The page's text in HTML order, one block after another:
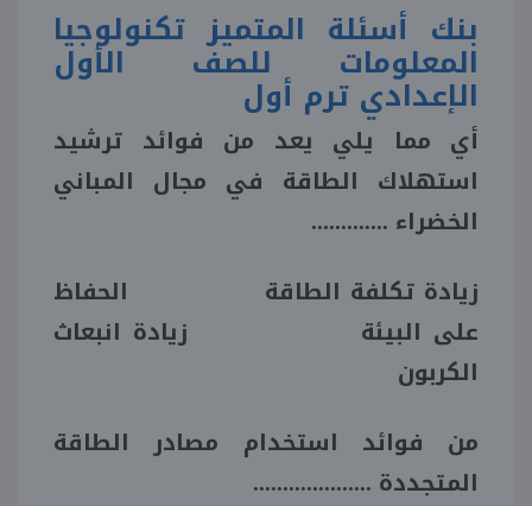
بنك أسئلة المتميز تكنولوجيا
المعلومات للصف الأول
الإعدادي ترم أول
أي مما يلي يعد من فوائد ترشيد
استهلاك الطاقة في مجال المباني
الخضراء .............
زيادة تكلفة الطاقة الحفاظ
على البيئة زيادة انبعاث
الكربون
من فوائد استخدام مصادر الطاقة
المتجددة ....................